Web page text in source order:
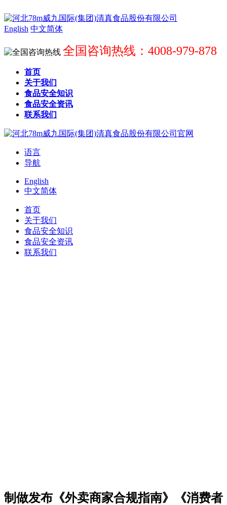
English 中文简体
全国咨询热线：4008-979-878
首页
关于我们
食品安全知识
食品安全资讯
联系我们
语言
导航
English
中文简体
首页
关于我们
食品安全知识
食品安全资讯
联系我们
制做发布《外卖商家合规指南》《消费者